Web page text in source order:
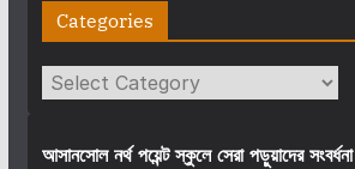
Categories
Categories
আসানসোল নর্থ পয়েন্ট স্কুলে সেরা পড়ুয়াদের সংবর্ধনা